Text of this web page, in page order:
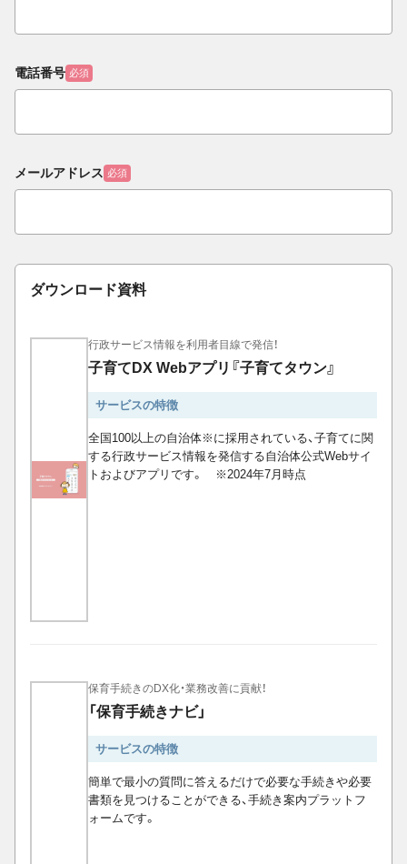
電話番号 必須
メールアドレス 必須
ダウンロード資料
行政サービス情報を利用者目線で発信！
子育てDX Webアプリ『子育てタウン』
サービスの特徴
全国100以上の自治体※に採用されている、子育てに関
する行政サービス情報を発信する自治体公式Webサイ
トおよびアプリです。 ※2024年7月時点
保育手続きのDX化・業務改善に貢献！
「保育手続きナビ」
サービスの特徴
簡単で最小の質問に答えるだけで必要な手続きや必要
書類を見つけることができる、手続き案内プラットフ
ォームです。